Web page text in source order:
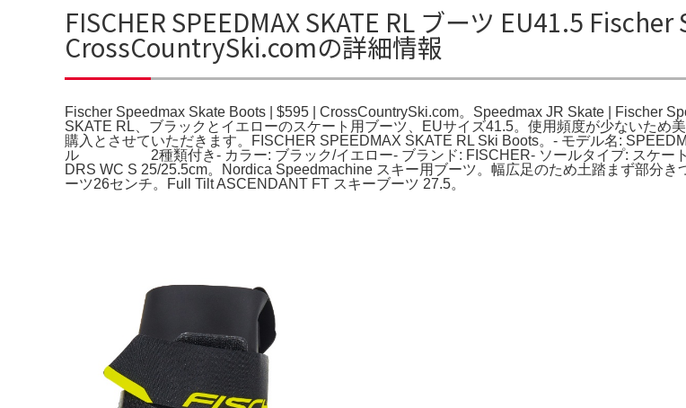
FISCHER SPEEDMAX SKATE RL ブーツ EU41.5
CrossCountrySki.comの詳細情報
Fischer Speedmax Skate Boots | $595 | CrossCountrySki.com。Speedmax JR Skate | Fischer
SKATE RL、ブラックとイエローのスケート用ブーツ、EUサイズ41.5。使用頻度が少ないため
購入とさせていただきます。FISCHER SPEEDMAX SKATE RL Ski Boots。- モデル名:
ル 2種類付き- カラー: ブラック/イエロー- ブランド: FISCHER- ソールタイプ: スケート
DRS WC S 25/25.5cm。Nordica Speedmachine スキー用ブーツ。幅広足のため土踏まず部分
ーツ26センチ。Full Tilt ASCENDANT FT スキーブーツ 27.5。